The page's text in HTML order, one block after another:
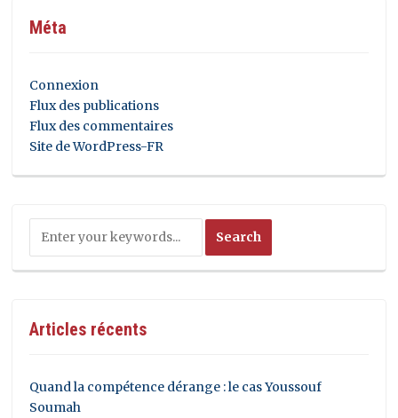
Méta
Connexion
Flux des publications
Flux des commentaires
Site de WordPress-FR
Articles récents
Quand la compétence dérange : le cas Youssouf
Soumah